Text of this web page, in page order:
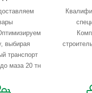
выбирая
транспорт
маза 20 тн